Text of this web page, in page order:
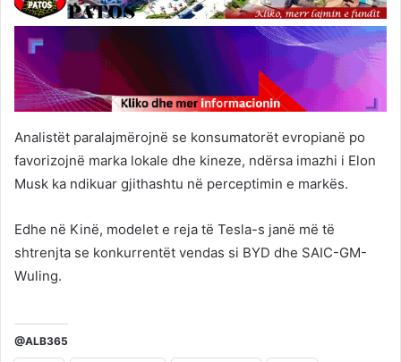
Analistët paralajmërojnë se konsumatorët evropianë po
favorizojnë marka lokale dhe kineze, ndërsa imazhi i Elon
Musk ka ndikuar gjithashtu në perceptimin e markës.
Edhe në Kinë, modelet e reja të Tesla-s janë më të
shtrenjta se konkurrentët vendas si BYD dhe SAIC-GM-
Wuling.
@ALB365